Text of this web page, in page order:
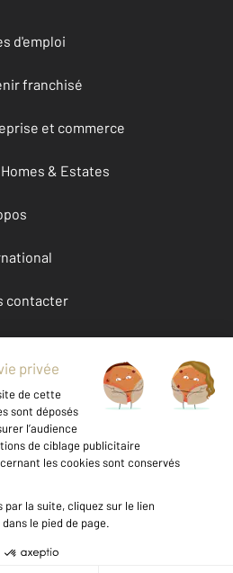
d'emploi
franchisé
et commerce
& Estates
contacter
et Barèmes d'honoraires
personnelles
des cookies
de STE MAXIME (83120)